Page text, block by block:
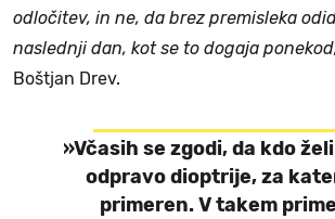
odločitev, in ne, da brez premisleka
naslednji dan, kot se to dogaja
Boštjan Drev.
»Včasih se zgodi, da kdo
odpravo dioptrije, za
primeren. V takem